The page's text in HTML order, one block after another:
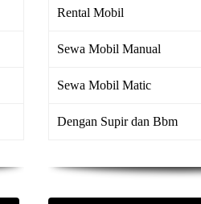
Rental Mobil
Sewa Mobil Manual
Sewa Mobil Matic
Dengan Supir dan Bbm